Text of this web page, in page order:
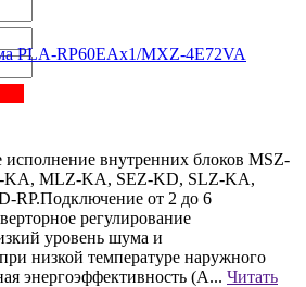
внутренних блоков MSZ-
KA, MLZ-KA, SEZ-KD, SLZ-KA,
RP.Подключение от 2 до 6
регулирование
уровень шума и
низкой температуре наружного
энергоэффективность (А... Читать